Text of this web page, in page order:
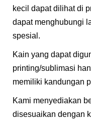
kecil dapat dilihat di
dapat menghubungi
spesial.
Kain yang dapat
printing/sublimasi
memiliki kandungan
Kami menyediakan
disesuaikan dengan